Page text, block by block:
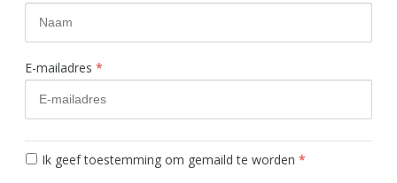
E-mailadres *
Ik geef toestemming om gemaild te worden *